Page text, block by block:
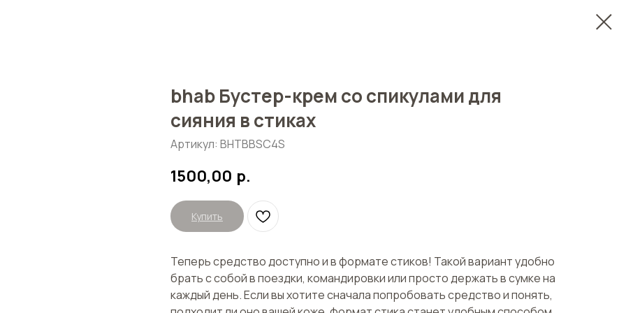
bhab Бустер-крем со спикулами для
сияния в стиках
Артикул: BHTBBSC4S
1500,00 р.
Купить
Теперь средство доступно и в формате стиков! Такой вариант удобно
брать с собой в поездки, командировки или просто держать в сумке на
каждый день. Если вы хотите сначала попробовать средство и понять,